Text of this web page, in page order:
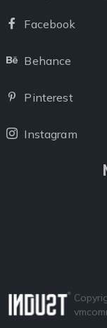
Facebook
Behance
Pinterest
Instagram